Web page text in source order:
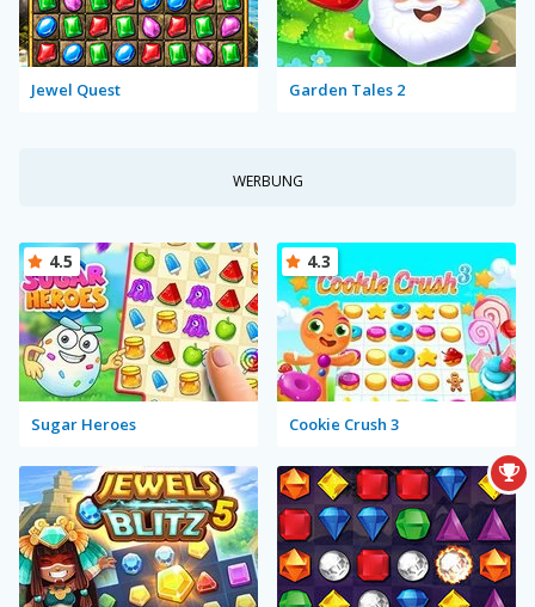
Jewel Quest Garden Tales 2
WERBUNG
Sugar Heroes
4.5
Cookie Crush 3
4.3